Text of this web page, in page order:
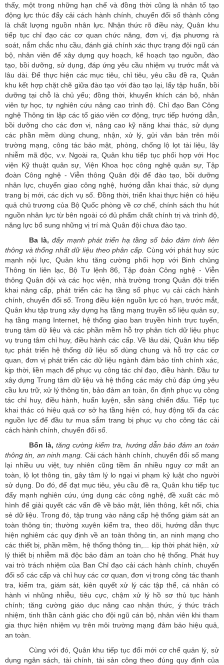
thấy, một trong những hạn chế và đồng thời cũng là nhân tố tạo
động lực thúc đẩy cải cách hành chính, chuyển đổi số thành công
là chất lượng nguồn nhân lực. Nhận thức rõ điều này, Quân khu
tiếp tục chỉ đạo các cơ quan chức năng, đơn vị, địa phương rà
soát, nắm chắc nhu cầu, đánh giá chính xác thực trạng đội ngũ cán
bộ, nhân viên để xây dựng quy hoạch, kế hoạch tạo nguồn, đào
tạo, bồi dưỡng, sử dụng, đáp ứng yêu cầu nhiệm vụ trước mắt và
lâu dài. Để thực hiện các mục tiêu, chỉ tiêu, yêu cầu đề ra, Quân
khu kết hợp chặt chẽ giữa đào tạo với đào tạo lại, lấy tập huấn, bồi
dưỡng tại chỗ là chủ yếu; đồng thời, khuyến khích cán bộ, nhân
viên tự học, tự nghiên cứu nâng cao trình độ. Chỉ đạo Ban Công
nghệ Thông tin lập các tổ giáo viên cơ động, trực tiếp hướng dẫn,
bồi dưỡng cho các đơn vị, nâng cao kỹ năng khai thác, sử dụng
các phần mềm dùng chung, nhận, xử lý, gửi văn bản trên môi
trường mạng, công tác bảo mật, phòng, chống lộ lọt tài liệu, lây
nhiễm mã độc, v.v. Ngoài ra, Quân khu tiếp tục phối hợp với Học
viện Kỹ thuật quân sự, Viện Khoa học công nghệ quân sự, Tập
đoàn Công nghệ - Viễn thông Quân đội để đào tạo, bồi dưỡng
nhân lực, chuyển giao công nghệ, hướng dẫn khai thác, sử dụng
trang bị mới, các dịch vụ số. Đồng thời, triển khai thực hiện có hiệu
quả chủ trương của Bộ Quốc phòng về cơ chế, chính sách thu hút
nguồn nhân lực từ bên ngoài có đủ phẩm chất chính trị và trình độ,
năng lực bổ sung những vị trí mà Quân đội chưa đào tạo.
Ba là, đẩy mạnh phát triển hạ tầng số bảo đảm tính liên
thông và thống nhất dữ liệu theo phân cấp. Cùng với phát huy sức
mạnh nội lực, Quân khu tăng cường phối hợp với Binh chủng
Thông tin liên lạc, Bộ Tư lệnh 86, Tập đoàn Công nghệ - Viễn
thông Quân đội và các học viện, nhà trường trong Quân đội triển
khai nâng cấp, phát triển các hạ tầng số phục vụ cải cách hành
chính, chuyển đổi số. Trong điều kiện nguồn lực có hạn, trước mắt,
Quân khu tập trung xây dựng hạ tầng mạng truyền số liệu quân sự,
hạ tầng mạng Internet, hệ thống giao ban truyền hình trực tuyến,
trung tâm dữ liệu và các phần mềm hỗ trợ phân tích dữ liệu phục
vụ trung tâm chỉ huy, điều hành các cấp. Về lâu dài, Quân khu tiếp
tục phát triển hệ thống dữ liệu số dùng chung và hỗ trợ các cơ
quan, đơn vị phát triển các dữ liệu ngành đảm bảo tính chính xác,
kịp thời, liền mạch để phục vụ công tác chỉ đạo, điều hành. Đầu tư
xây dựng Trung tâm dữ liệu và hệ thống các máy chủ đáp ứng yêu
cầu lưu trữ, xử lý thông tin, bảo đảm an toàn, ổn định phục vụ công
tác chỉ huy, điều hành, huấn luyện, sẵn sàng chiến đấu. Tiếp tục
khai thác có hiệu quả cơ sở hạ tầng hiện có, huy động tối đa các
nguồn lực để đầu tư mua sắm trang bị phục vụ cho công tác cải
cách hành chính, chuyển đổi số.
Bốn là,tăng cường kiểm tra, hướng dẫn bảo đảm an toàn
thông tin, an ninh mạng. Cải cách hành chính, chuyển đổi số mang
lại nhiều ưu việt, tuy nhiên cũng tiềm ẩn nhiều nguy cơ mất an
toàn, lộ lọt thông tin, gây tâm lý lo ngại vi phạm kỷ luật cho người
sử dụng. Do đó, để đạt mục tiêu, yêu cầu đề ra, Quân khu tiếp tục
đẩy mạnh nghiên cứu, ứng dụng các công nghệ, đề xuất các mô
hình để giải quyết các vấn đề về bảo mật, liên thông, kết nối, chia
sẻ dữ liệu. Trong đó, tập trung vào nâng cấp hệ thống giám sát an
toàn thông tin; thường xuyên kiểm tra, theo dõi, hướng dẫn thực
hiện nghiêm các quy định về an toàn thông tin, an ninh mạng cho
các thiết bị, phần mềm, hệ thống thông tin,... kịp thời phát hiện, xử
lý thiết bị nhiễm mã độc bảo đảm an toàn cho hệ thống. Phát huy
vai trò trách nhiệm của Ban Chỉ đạo cải cách hành chính, chuyển
đổi số các cấp và chỉ huy các cơ quan, đơn vị trong công tác thanh
tra, kiểm tra, giám sát, kiên quyết xử lý các tập thể, cá nhân có
hành vi nhũng nhiễu, tiêu cực, chậm xử lý hồ sơ thủ tục hành
chính; tăng cường giáo dục nâng cao nhận thức, ý thức trách
nhiệm, tinh thần cảnh giác cho đội ngũ cán bộ, nhân viên khi tham
gia thực hiện nhiệm vụ trên môi trường mạng đảm bảo hiệu quả,
an toàn.
Cùng với đó, Quân khu tiếp tục đổi mới cơ chế quản lý, sử
dụng ngân sách, tài chính, tài sản công theo đúng quy định của